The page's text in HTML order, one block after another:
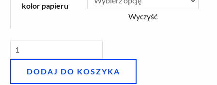
kolor papieru
Wyczyść
DODAJ DO KOSZYKA